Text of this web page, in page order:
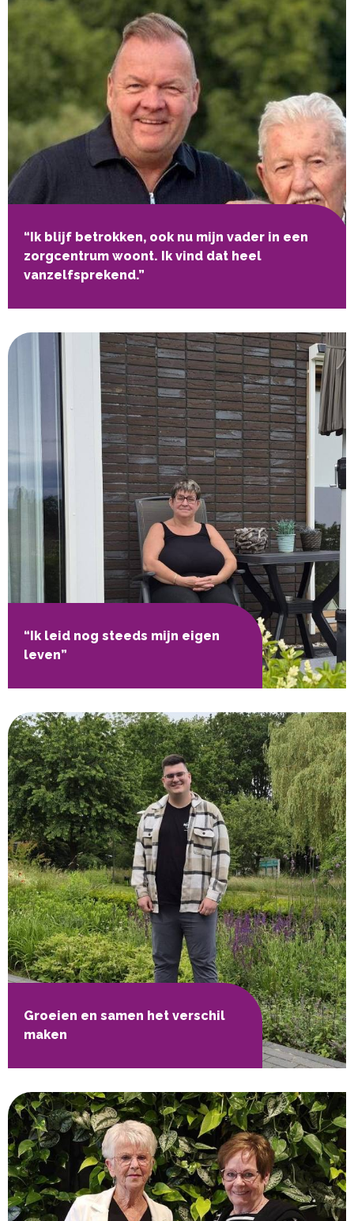
“Ik blijf betrokken, ook nu mijn vader in een
zorgcentrum woont. Ik vind dat heel
vanzelfsprekend.”
“Ik leid nog steeds mijn eigen
leven”
Groeien en samen het verschil
maken